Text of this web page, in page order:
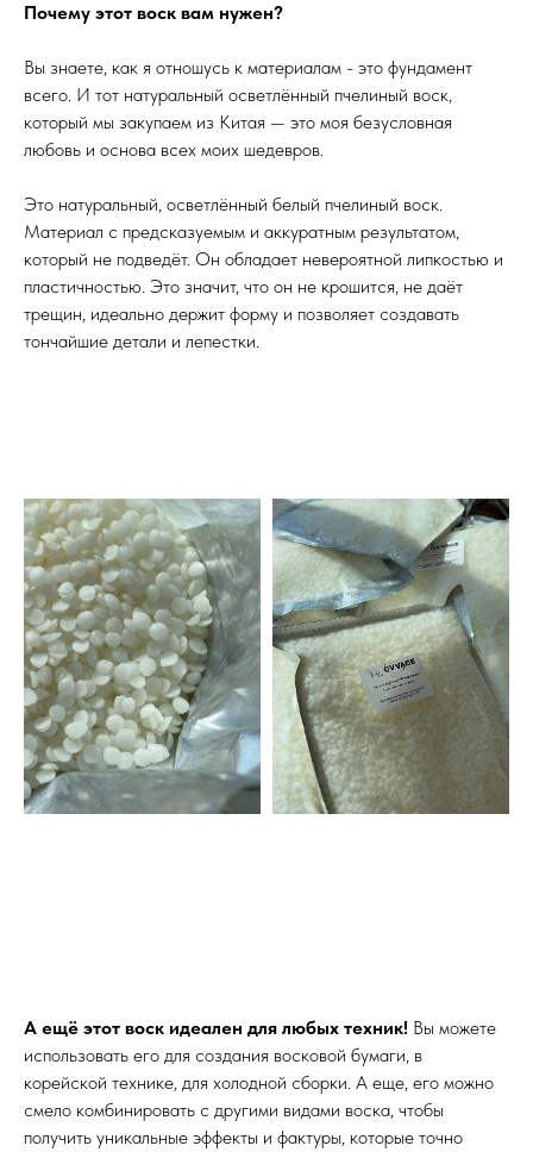
Почему этот воск вам нужен?
Вы знаете, как я отношусь к материалам - это фундамент
всего. И тот натуральный осветлённый пчелиный воск,
который мы закупаем из Китая — это моя безусловная
любовь и основа всех моих шедевров.
Это натуральный, осветлённый белый пчелиный воск.
Материал с предсказуемым и аккуратным результатом,
который не подведёт. Он обладает невероятной липкостью и
пластичностью. Это значит, что он не крошится, не даёт
трещин, идеально держит форму и позволяет создавать
тончайшие детали и лепестки.
А ещё этот воск идеален для любых техник! Вы можете
использовать его для создания восковой бумаги, в
корейской технике, для холодной сборки. А еще, его можно
смело комбинировать с другими видами воска, чтобы
получить уникальные эффекты и фактуры, которые точно